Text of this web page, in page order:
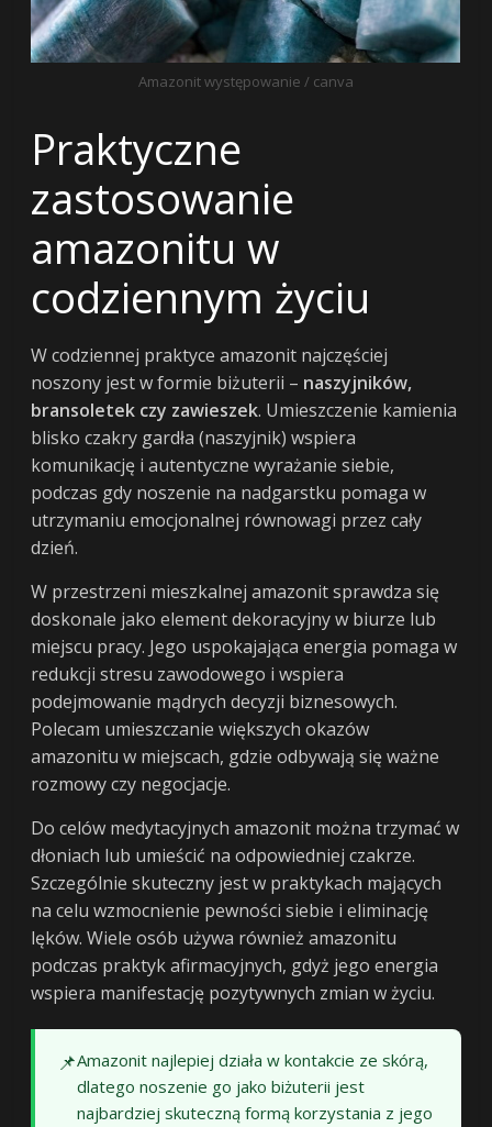
Amazonit występowanie / canva
Praktyczne
zastosowanie
amazonitu w
codziennym życiu
W codziennej praktyce amazonit najczęściej
noszony jest w formie biżuterii – naszyjników,
bransoletek czy zawieszek. Umieszczenie kamienia
blisko czakry gardła (naszyjnik) wspiera
komunikację i autentyczne wyrażanie siebie,
podczas gdy noszenie na nadgarstku pomaga w
utrzymaniu emocjonalnej równowagi przez cały
dzień.
W przestrzeni mieszkalnej amazonit sprawdza się
doskonale jako element dekoracyjny w biurze lub
miejscu pracy. Jego uspokajająca energia pomaga w
redukcji stresu zawodowego i wspiera
podejmowanie mądrych decyzji biznesowych.
Polecam umieszczanie większych okazów
amazonitu w miejscach, gdzie odbywają się ważne
rozmowy czy negocjacje.
Do celów medytacyjnych amazonit można trzymać w
dłoniach lub umieścić na odpowiedniej czakrze.
Szczególnie skuteczny jest w praktykach mających
na celu wzmocnienie pewności siebie i eliminację
lęków. Wiele osób używa również amazonitu
podczas praktyk afirmacyjnych, gdyż jego energia
wspiera manifestację pozytywnych zmian w życiu.
📌Amazonit najlepiej działa w kontakcie ze skórą,
dlatego noszenie go jako biżuterii jest
najbardziej skuteczną formą korzystania z jego